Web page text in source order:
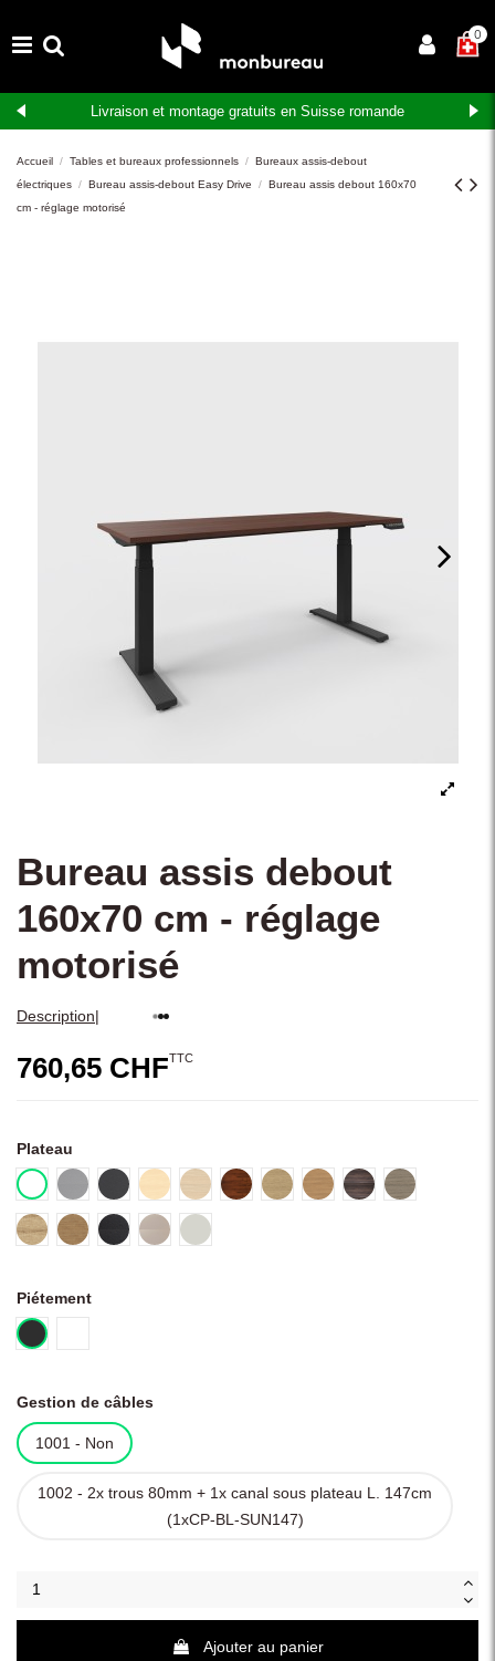
×0
Livraison et montage gratuits en Suisse romande
Accueil Tables et bureaux professionnels
Bureaux assis-debout
électriques
Bureau assis-debout Easy Drive
Bureau assis debout 160x70
cm - réglage motorisé
Bureau assis debout
160x70 cm - réglage
motorisé
Description|
760,65 CHFTTC
Plateau
67 - Blanc pastel
26 - Aluminium satiné
154 - Anthracite
39 - Bouleau clair
170 - Acacia106 - Noyer31 - Chêne64 - Cacao171 - Noyer foncé
167 - Chêne
168 - Chêne naturel
169 - Chêne miel
8 - Noir 174 - Beige matte
02 - Gris clair
Piétement
M115 - RAL9005 - Noir
Gestion de câbles
1001 - Non
1002 - 2x trous 80mm + 1x canal sous plateau L. 147cm
(1xCP-BL-SUN147)
Ajouter au panier